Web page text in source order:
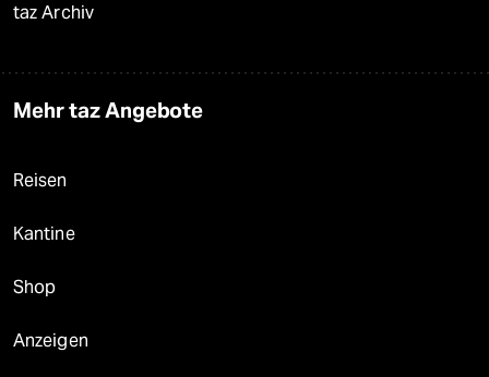
taz Archiv
Mehr taz Angebote
Reisen
Kantine
Shop
Anzeigen